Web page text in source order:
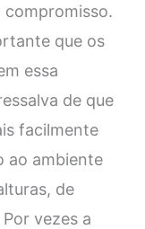
compromisso.
que os
essa
de que
facilmente
ao ambiente
de
vezes a